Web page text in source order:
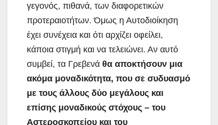
γεγονός, πιθανά, των διαφορετικών
προτεραιοτήτων. Όμως η Αυτοδιοίκηση
έχει συνέχεια και ότι αρχίζει οφείλει,
κάποια στιγμή και να τελειώνει. Αν αυτό
συμβεί, τα Γρεβενά θα αποκτήσουν μια
ακόμα μοναδικότητα, που σε συδυασμό
με τους άλλους δύο μεγάλους και
επίσης μοναδικούς στόχους – του
Αστεροσκοπείου και του